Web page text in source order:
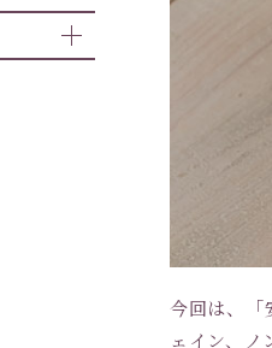
今回は、「
ェイン、ノ